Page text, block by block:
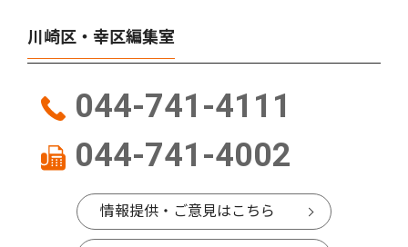
川崎区・幸区編集室
044-741-4111
044-741-4002
情報提供・ご意見はこちら